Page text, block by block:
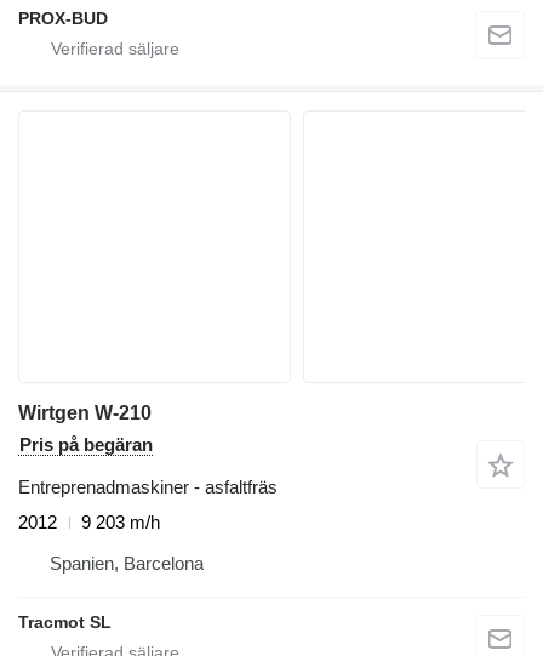
PROX-BUD
Wirtgen W-210
Pris på begäran
Entreprenadmaskiner - asfaltfräs
2012
9 203 m/h
Spanien, Barcelona
Tracmot SL